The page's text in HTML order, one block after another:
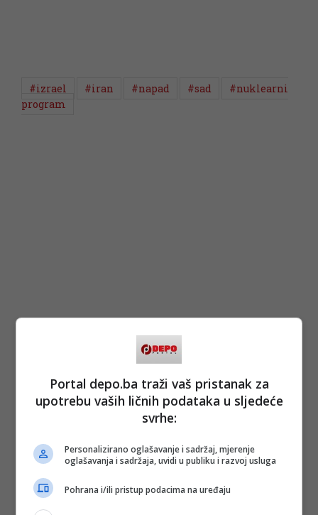
#izrael #iran #napad #sad
#nuklearni
program
Portal depo.ba traži vaš pristanak za
upotrebu vaših ličnih podataka u sljedeće
svrhe:
Personalizirano oglašavanje i sadržaj, mjerenje
oglašavanja i sadržaja, uvidi u publiku i razvoj usluga
Pohrana i/ili pristup podacima na uređaju